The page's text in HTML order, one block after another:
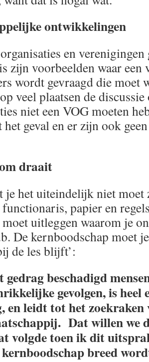
ontwikkelingen
en
zijn voorbeelden waar
wordt gevraagd die moet
veel plaatsen de
niet een VOG moeten
geval en er zijn ook
draait
je het uiteindelijk niet moet
papier en
uitleggen waarom je
De kernboodschap moet
de les blijft’:
gedrag beschadigd
gevolgen, is heel
en leidt tot het
Dat willen we
volgde toen ik dit
breed